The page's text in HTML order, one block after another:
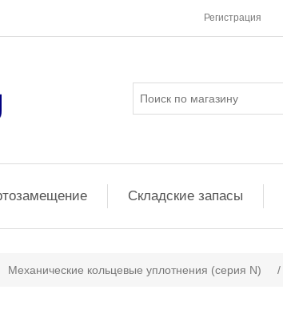
Регистрация
Складские запасы
Механические кольцевые уплотнения (серия N) /